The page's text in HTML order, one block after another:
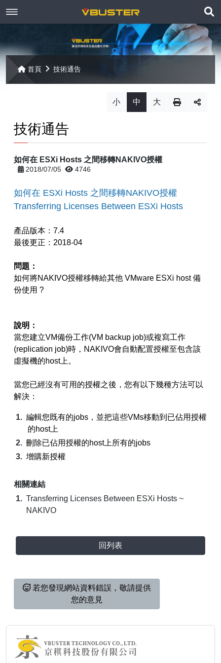
開
聯絡我們
最新消息
產品資訊
Mac 解決方案
Open-E
Open-E JovianDSS
Open-E DSS V7
Open-E DSS V7 SOHO
共同供應契約
【已停止】電腦軟體 ( LP5-102040 )
【已停止】電腦設備用品 ( LP5-102073 )
相關下載
遠端支援
相關連結
相關連結
首頁 技術通告
小 中 大
技術通告
如何在 ESXi Hosts 之間移轉NAKIVO授權
2018/07/05 4746
如何在 ESXi Hosts 之間移轉NAKIVO授權
Transferring Licenses Between ESXi Hosts
產品版本：7.4
最後更正：2018-04
問題：
如何將NAKIVO授權移轉給其他 VMware ESXi host 備
份使用 ?
說明：
當您建立VM備份工作(VM backup job)或複寫工作
(replication job)時，NAKIVO會自動配置授權至包含該
虛擬機的host上。
當您已經沒有可用的授權之後，您有以下幾種方法可以
解決：
編輯您既有的jobs，並把這些VMs移動到已佔用授權
的host上
刪除已佔用授權的host上所有的jobs
增購新授權
相關連結
Transferring Licenses Between ESXi Hosts ~
NAKIVO
回列表
若您發現網站資料錯誤，敬請提供
您的意見